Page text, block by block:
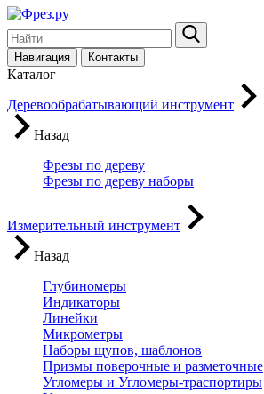
Навигация Контакты
Каталог
Деревообрабатывающий инструмент
Назад
Фрезы по дереву
Фрезы по дереву наборы
Измерительный инструмент
Назад
Глубиномеры
Индикаторы
Линейки
Микрометры
Наборы щупов, шаблонов
Призмы поверочные и разметочные
Угломеры и Угломеры-траспортиры